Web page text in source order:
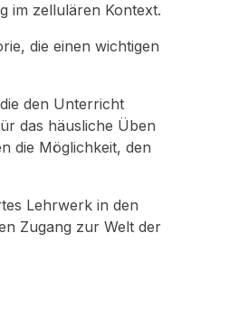
im zellulären Kontext.
die einen wichtigen
den Unterricht
das häusliche Üben
die Möglichkeit, den
Lehrwerk in den
Zugang zur Welt der